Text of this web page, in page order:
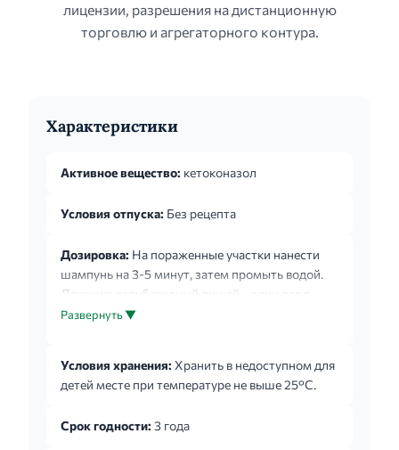
лицензии, разрешения на дистанционную
торговлю и агрегаторного контура.
Характеристики
Активное вещество: кетоконазол
Условия отпуска: Без рецепта
Дозировка: На пораженные участки нанести
шампунь на 3-5 минут, затем промыть водой.
Лечение: отрубевидный лишай - один раз в
день в течение 5 дней; себорейный дерматит и
один раз в день в течение 3 дней (разовый курс
лечения перед наступлением лета); себорейный
две недели. Особенностей применения у детей
Развернуть ▼
Условия хранения: Хранить в недоступном для
детей месте при температуре не выше 25°С.
Срок годности: 3 года